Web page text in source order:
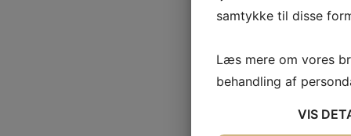
samtykke til disse
Læs mere om vores
behandling af
VIS